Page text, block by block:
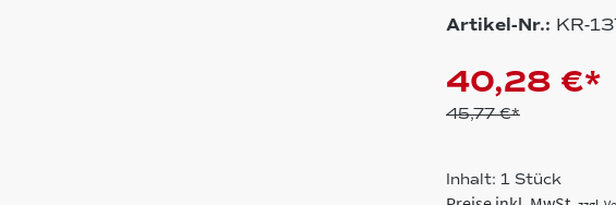
Artikel-Nr.: KR-
40,28 €*
45,77 €*
Inhalt: 1 Stück